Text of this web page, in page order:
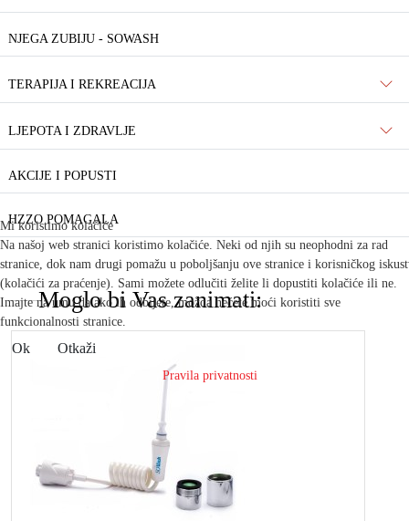
NJEGA ZUBIJU - SOWASH
TERAPIJA I REKREACIJA
LJEPOTA I ZDRAVLJE
AKCIJE I POPUSTI
HZZO POMAGALA
Moglo bi Vas zanimati:
Mi koristimo kolačiće
Na našoj web stranici koristimo kolačiće. Neki od njih su neophodni za rad
stranice, dok nam drugi pomažu u poboljšanju ove stranice i korisničkog
(kolačići za praćenje). Sami možete odlučiti želite li dopustiti kolačiće ili ne.
Imajte na umu da ako ih odbijete, možda nećete moći koristiti sve
funkcionalnosti stranice.
Ok Otkaži
Pravila privatnosti